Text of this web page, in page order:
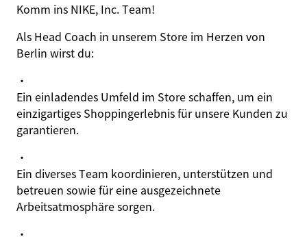
Komm ins NIKE, Inc. Team!
Als Head Coach in unserem Store im Herzen von
Berlin wirst du:
·
Ein einladendes Umfeld im Store schaffen, um ein
einzigartiges Shoppingerlebnis für unsere Kunden zu
garantieren.
·
Ein diverses Team koordinieren, unterstützen und
betreuen sowie für eine ausgezeichnete
Arbeitsatmosphäre sorgen.
·